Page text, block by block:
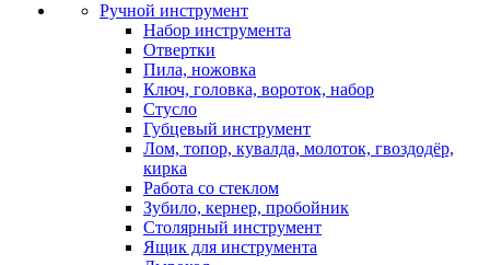
Ручной инструмент
Набор инструмента
Отвертки
Пила, ножовка
Ключ, головка, вороток, набор
Стусло
Губцевый инструмент
Лом, топор, кувалда, молоток, гвоздодёр,
кирка
Работа со стеклом
Зубило, кернер, пробойник
Столярный инструмент
Ящик для инструмента